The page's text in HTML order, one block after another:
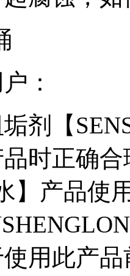
：
剂【
时正确
】产品使
用此产